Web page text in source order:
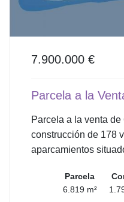
7.900.000 €
Parcela a la
Parcela a la venta
construcción de 178
aparcamientos
Parcela
6.819 m²